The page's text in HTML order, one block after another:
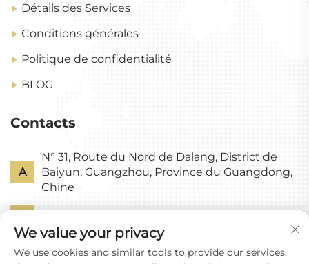
Détails des Services
Conditions générales
Politique de confidentialité
BLOG
Contacts
A
N° 31, Route du Nord de Dalang, District de
Baiyun, Guangzhou, Province du Guangdong,
Chine
E [email protected]
We value your privacy
We use cookies and similar tools to provide our services.